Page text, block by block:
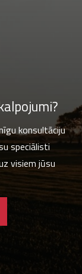
konsultāciju
speciālisti
visiem jūsu